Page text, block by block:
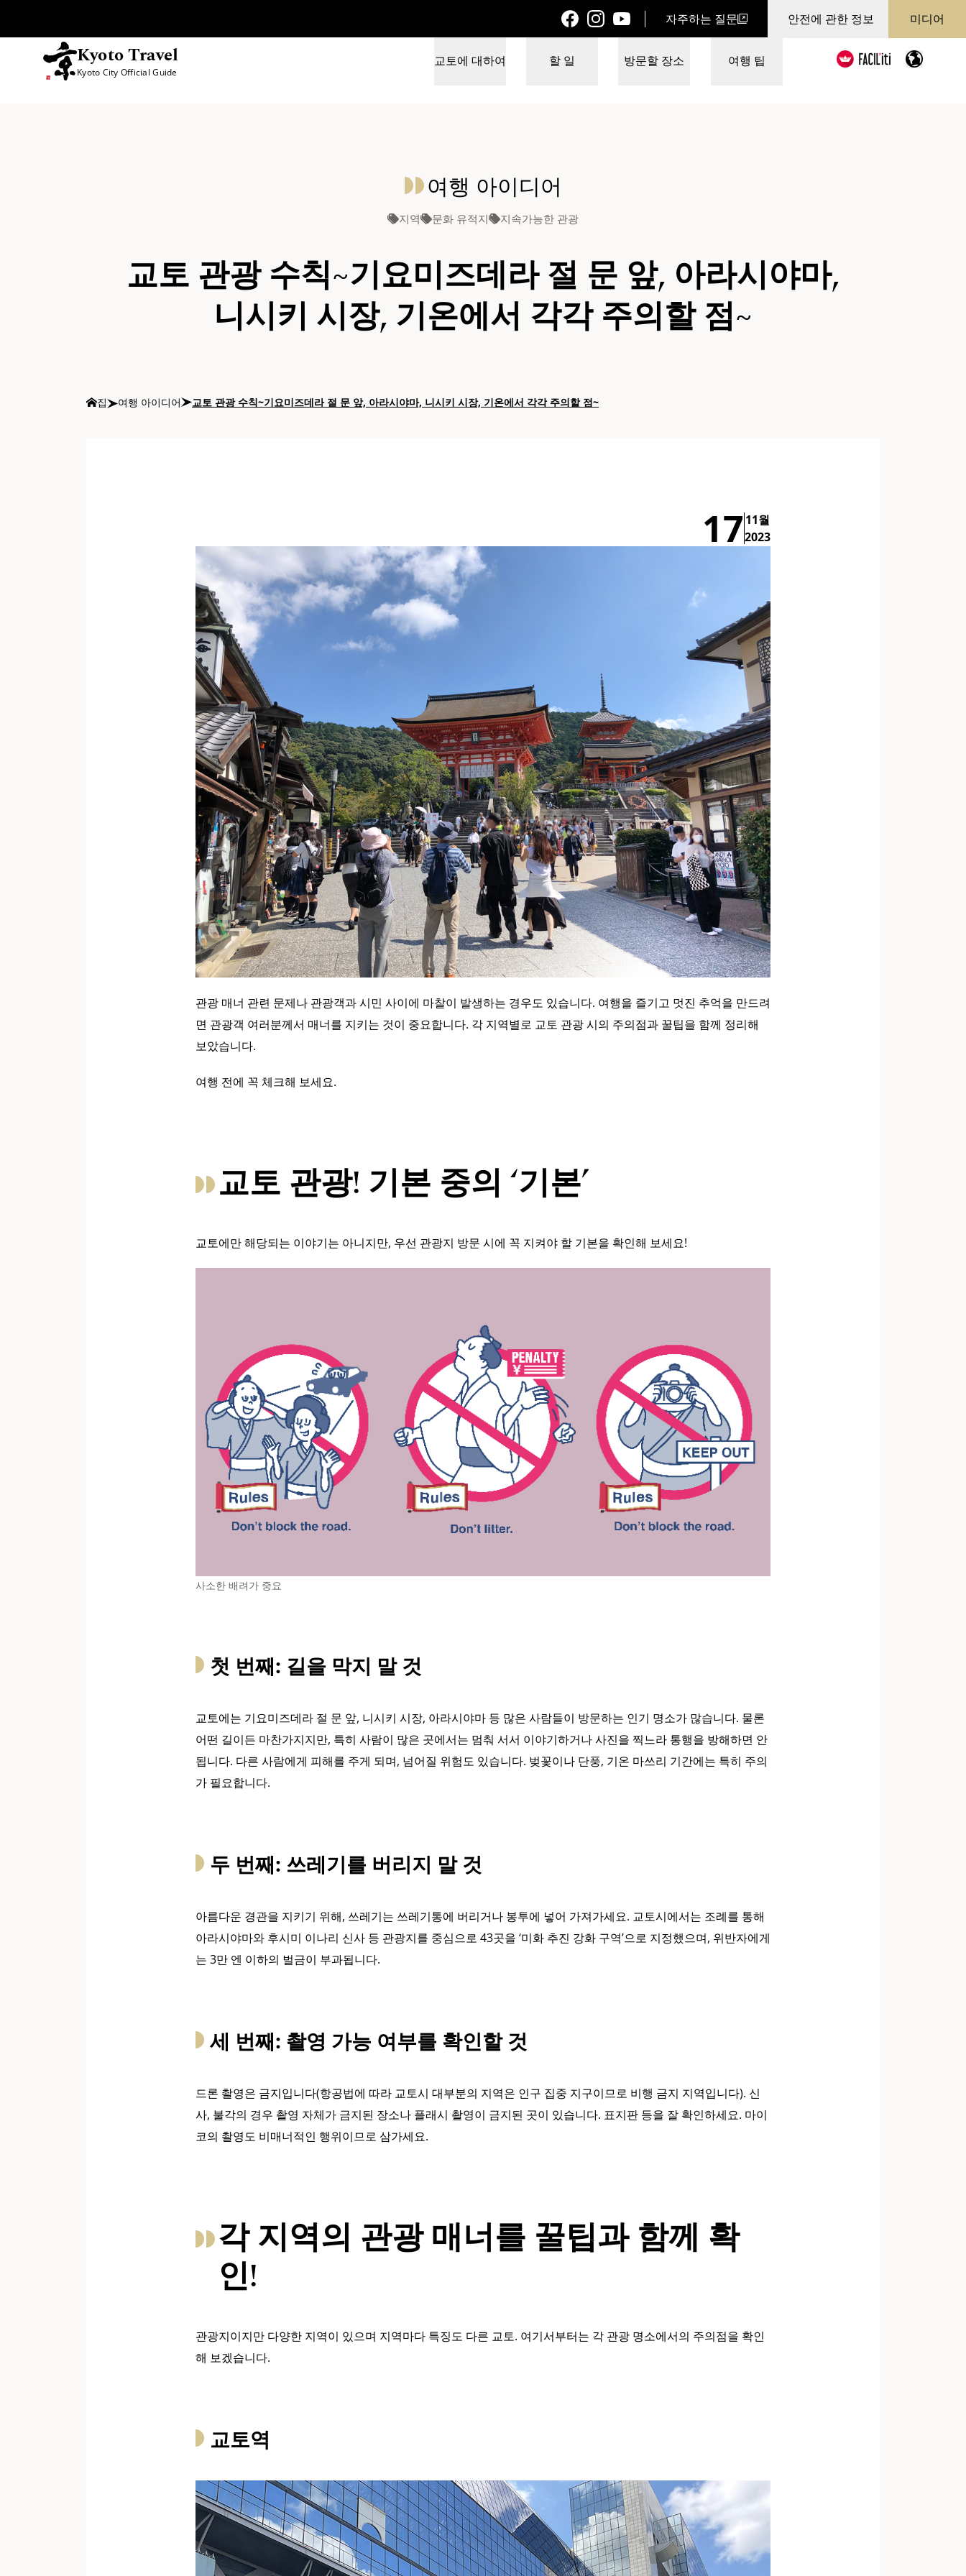
자주하는 질문 안전에 관한 정보 미디어
Kyoto Travel
Kyoto City Official Guide
교토에 대하여 할 일 방문할 장소 여행 팁
여행 아이디어
지역 문화 유적지 지속가능한 관광
교토 관광 수칙~기요미즈데라 절 문 앞, 아라시야마,
니시키 시장, 기온에서 각각 주의할 점~
집 여행 아이디어 교토 관광 수칙~기요미즈데라 절 문 앞, 아라시야마, 니시키 시장, 기온에서 각각 주의할 점~
17 11월
2023
관광 매너 관련 문제나 관광객과 시민 사이에 마찰이 발생하는 경우도 있습니다. 여행을 즐기고 멋진 추억을 만드려
면 관광객 여러분께서 매너를 지키는 것이 중요합니다. 각 지역별로 교토 관광 시의 주의점과 꿀팁을 함께 정리해
보았습니다.
여행 전에 꼭 체크해 보세요.
교토 관광! 기본 중의 ‘기본’
교토에만 해당되는 이야기는 아니지만, 우선 관광지 방문 시에 꼭 지켜야 할 기본을 확인해 보세요!
사소한 배려가 중요
첫 번째: 길을 막지 말 것
교토에는 기요미즈데라 절 문 앞, 니시키 시장, 아라시야마 등 많은 사람들이 방문하는 인기 명소가 많습니다. 물론
어떤 길이든 마찬가지지만, 특히 사람이 많은 곳에서는 멈춰 서서 이야기하거나 사진을 찍느라 통행을 방해하면 안
됩니다. 다른 사람에게 피해를 주게 되며, 넘어질 위험도 있습니다. 벚꽃이나 단풍, 기온 마쓰리 기간에는 특히 주의
가 필요합니다.
두 번째: 쓰레기를 버리지 말 것
아름다운 경관을 지키기 위해, 쓰레기는 쓰레기통에 버리거나 봉투에 넣어 가져가세요. 교토시에서는 조례를 통해
아라시야마와 후시미 이나리 신사 등 관광지를 중심으로 43곳을 ‘미화 추진 강화 구역’으로 지정했으며, 위반자에게
는 3만 엔 이하의 벌금이 부과됩니다.
세 번째: 촬영 가능 여부를 확인할 것
드론 촬영은 금지입니다(항공법에 따라 교토시 대부분의 지역은 인구 집중 지구이므로 비행 금지 지역입니다). 신
사, 불각의 경우 촬영 자체가 금지된 장소나 플래시 촬영이 금지된 곳이 있습니다. 표지판 등을 잘 확인하세요. 마이
코의 촬영도 비매너적인 행위이므로 삼가세요.
각 지역의 관광 매너를 꿀팁과 함께 확
인!
관광지이지만 다양한 지역이 있으며 지역마다 특징도 다른 교토. 여기서부터는 각 관광 명소에서의 주의점을 확인
해 보겠습니다.
교토역